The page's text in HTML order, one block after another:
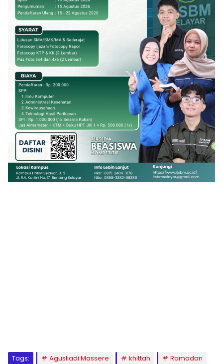
Klik Banner UIAD
Tags: Agusliadi Massere khittah
Ramadan